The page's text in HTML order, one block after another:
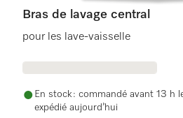
Bras de lavage central
pour les lave-vaisselle
En stock : commandé avant 13 h
expédié aujourd’hui